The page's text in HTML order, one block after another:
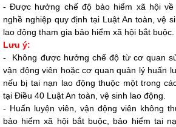
-Được hưởng chế độ bảo hiểm xã hội về
nghề nghiệp quy định tại Luật An toàn, vệ
lao động tham gia bảo hiểm xã hội bắt buộc.
Lưu ý:
-
Không được hưởng chếđộ từ cơ quan
vận động viên hoặc cơ quan quản lý huấn
nếu bị tai nạn lao động thuộc một trong
tại Điều 40 Luật An toàn, vệ sinh lao động.
- Huấn luyện viên, vận động viên không
bảo hiểm xã hội bắt buộc, bảo hiểm tai